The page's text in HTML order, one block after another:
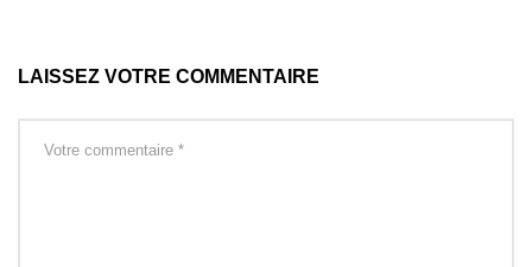
LAISSEZ VOTRE COMMENTAIRE